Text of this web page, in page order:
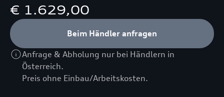
€ 1.629,00
Beim Händler anfragen
Anfrage & Abholung nur bei Händlern in
Österreich.
Preis ohne Einbau/Arbeitskosten.